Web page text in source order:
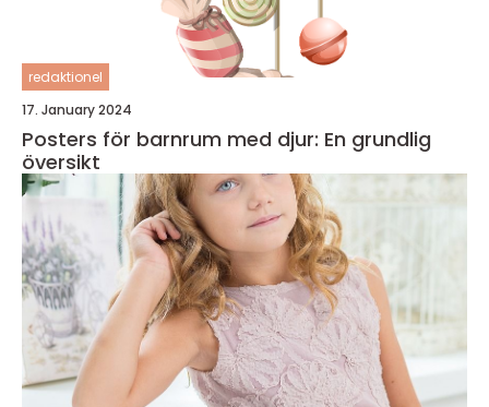
redaktionel
17. January 2024
Posters för barnrum med djur: En grundlig
översikt